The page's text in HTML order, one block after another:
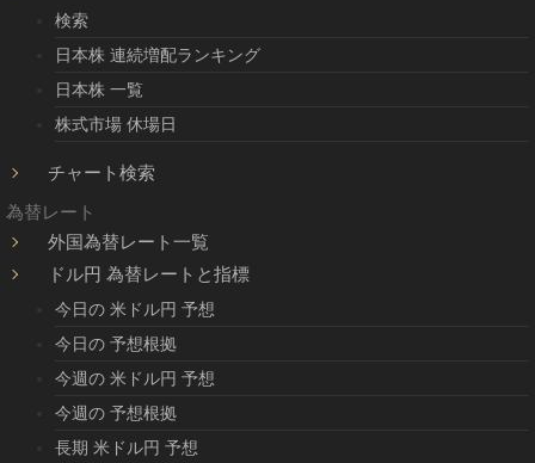
検索
日本株 連続増配ランキング
日本株 一覧
株式市場 休場日
チャート検索
為替レート
外国為替レート一覧
ドル円 為替レートと指標
今日の 米ドル円 予想
今日の 予想根拠
今週の 米ドル円 予想
今週の 予想根拠
長期 米ドル円 予想